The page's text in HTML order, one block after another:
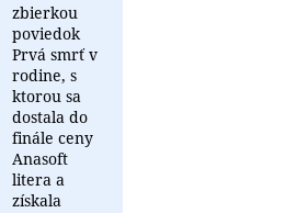
zbierkou
poviedok
Prvá smrť v
rodine, s
ktorou sa
dostala do
finále ceny
Anasoft
litera a
získala